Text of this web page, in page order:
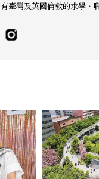
有臺灣及英國倫敦的求學、
佳人》編輯工作內容，包括
採訪、珠寶市場動態等專題